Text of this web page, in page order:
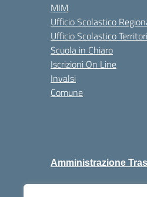
MIM
Ufficio Scolastico
Ufficio Scolastico
Scuola in Chiaro
Iscrizioni On Line
Invalsi
Comune
Amministrazione